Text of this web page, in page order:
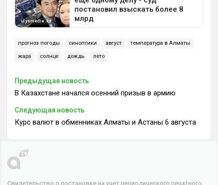
прогноз погоды синоптики август температура в Алматы
жара солнце дождь лето
Предыдущая новость
В Казахстане начался осенний призыв в армию
Следующая новость
Курс валют в обменниках Алматы и Астаны 6 августа
Свидетельство о постановке на учет периодического печатного